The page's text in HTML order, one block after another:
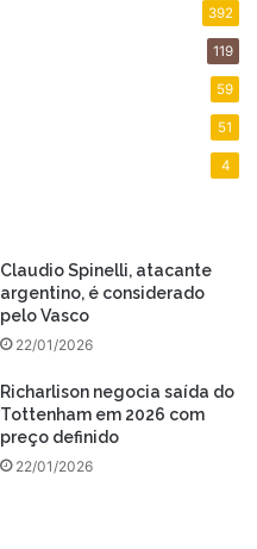
392
119
59
51
4
Claudio Spinelli, atacante
argentino, é considerado
pelo Vasco
22/01/2026
Richarlison negocia saída do
Tottenham em 2026 com
preço definido
22/01/2026